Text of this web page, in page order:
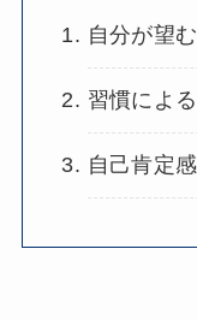
自分が望
習慣によ
自己肯定